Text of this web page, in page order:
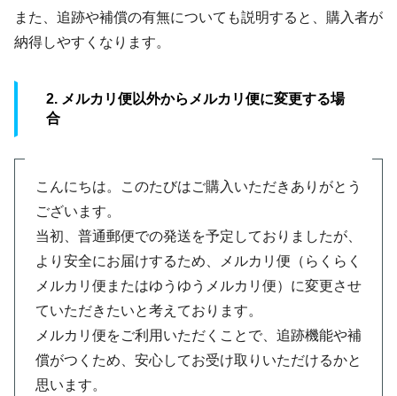
また、追跡や補償の有無についても説明すると、購入者が
納得しやすくなります。
2. メルカリ便以外からメルカリ便に変更する場
合
こんにちは。このたびはご購入いただきありがとう
ございます。
当初、普通郵便での発送を予定しておりましたが、
より安全にお届けするため、メルカリ便（らくらく
メルカリ便またはゆうゆうメルカリ便）に変更させ
ていただきたいと考えております。
メルカリ便をご利用いただくことで、追跡機能や補
償がつくため、安心してお受け取りいただけるかと
思います。